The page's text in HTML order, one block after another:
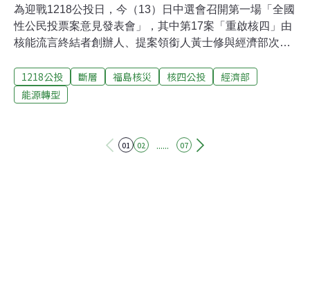
為迎戰1218公投日，今（13）日中選會召開第一場「全國
性公民投票案意見發表會」，其中第17案「重啟核四」由
核能流言終結者創辦人、提案領銜人黃士修與經濟部次長
針對核廢料、安全系統檢測及斷層等問題進行意見闡述。
黃士修連批官員偽造文書 稱核四商轉五年可省600億替代
「觀察不到健康效應」。而始終爭議不斷的核廢料問題，
1218公投 斷層 福島核災 核四公投
經濟部
能源轉型
01 02 ...... 07